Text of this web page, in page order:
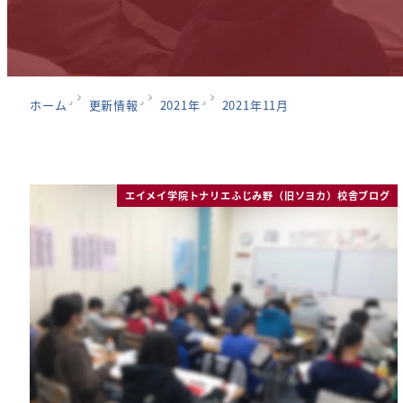
ホーム 更新情報 2021年 2021年11月
エイメイ学院トナリエふじみ野（旧ソヨカ）校舎ブログ